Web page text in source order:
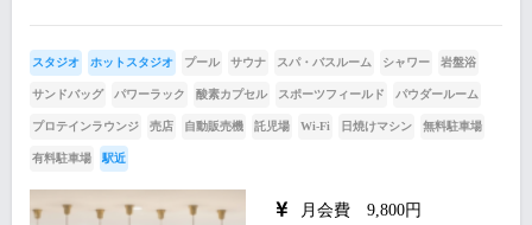
スタジオ ホットスタジオ プール サウナ スパ・バスルーム シャワー 岩盤浴
サンドバッグ パワーラック 酸素カプセル スポーツフィールド パウダールーム
プロテインラウンジ 売店 自動販売機 託児場 Wi-Fi 日焼けマシン 無料駐車場
有料駐車場 駅近
月会費 9,800円